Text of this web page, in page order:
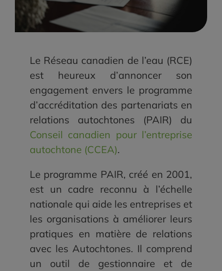
Le Réseau canadien de l’eau (RCE)
est heureux d’annoncer son
engagement envers le programme
d’accréditation des partenariats en
relations autochtones (PAIR) du
Conseil canadien pour l’entreprise
autochtone (CCEA).
Le programme PAIR, créé en 2001,
est un cadre reconnu à l’échelle
nationale qui aide les entreprises et
les organisations à améliorer leurs
pratiques en matière de relations
avec les Autochtones. Il comprend
un outil de gestionnaire et de